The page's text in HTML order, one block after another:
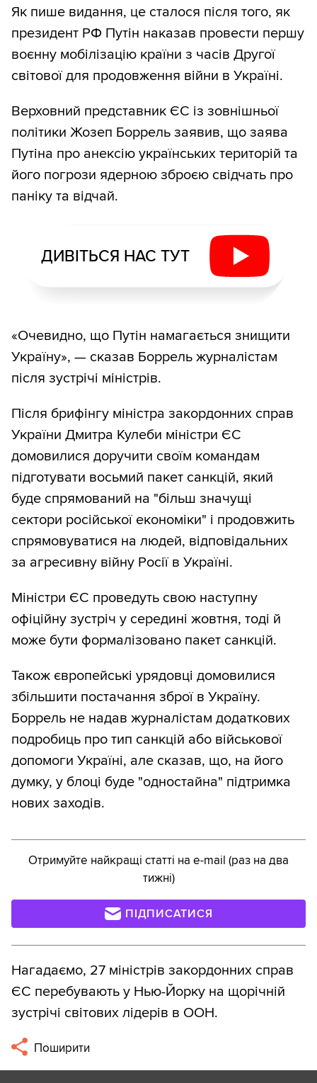
Як пише видання, це сталося після того, як
президент РФ Путін наказав провести першу
воєнну мобілізацію країни з часів Другої
світової для продовження війни в Україні.
Верховний представник ЄС із зовнішньої
політики Жозеп Боррель заявив, що заява
Путіна про анексію українських територій та
його погрози ядерною зброєю свідчать про
паніку та відчай.
ДИВІТЬСЯ НАС ТУТ
«Очевидно, що Путін намагається знищити
Україну», — сказав Боррель журналістам
після зустрічі міністрів.
Після брифінгу міністра закордонних справ
України Дмитра Кулеби міністри ЄС
домовилися доручити своїм командам
підготувати восьмий пакет санкцій, який
буде спрямований на "більш значущі
сектори російської економіки" і продовжить
спрямовуватися на людей, відповідальних
за агресивну війну Росії в Україні.
Міністри ЄС проведуть свою наступну
офіційну зустріч у середині жовтня, тоді й
може бути формалізовано пакет санкцій.
Також європейські урядовці домовилися
збільшити постачання зброї в Україну.
Боррель не надав журналістам додаткових
подробиць про тип санкцій або військової
допомоги Україні, але сказав, що, на його
думку, у блоці буде "одностайна" підтримка
нових заходів.
Отримуйте найкращі статті на e-mail (раз на два
тижні)
ПІДПИСАТИСЯ
Нагадаємо, 27 міністрів закордонних справ
ЄС перебувають у Нью-Йорку на щорічній
зустрічі світових лідерів в ООН.
Поширити